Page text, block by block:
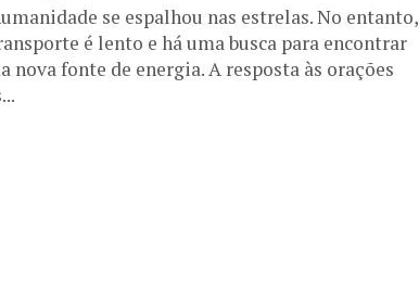
se espalhou nas estrelas. No entanto,
é lento e há uma busca para encontrar
nova fonte de energia. A resposta às orações